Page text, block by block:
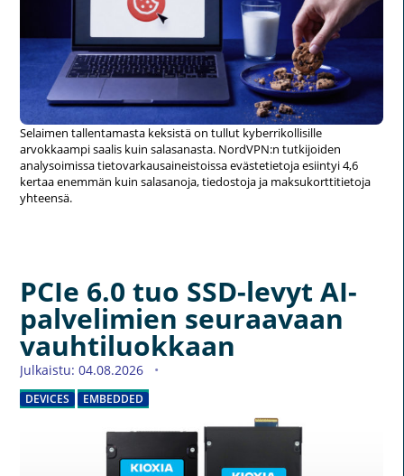
Selaimen tallentamasta keksistä on tullut kyberrikollisille
arvokkaampi saalis kuin salasanasta. NordVPN:n tutkijoiden
analysoimissa tietovarkausaineistoissa evästetietoja esiintyi 4,6
kertaa enemmän kuin salasanoja, tiedostoja ja maksukorttitietoja
yhteensä.
PCIe 6.0 tuo SSD-levyt AI-
palvelimien seuraavaan
vauhtiluokkaan
Julkaistu: 04.08.2026
DEVICES EMBEDDED